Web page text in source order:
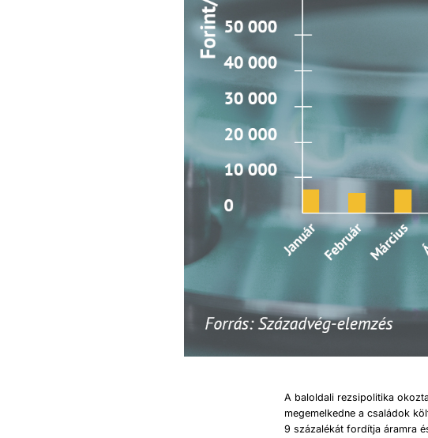
A baloldali rezsipolitika
megemelkedne a családok
9 százalékát fordítja áramra